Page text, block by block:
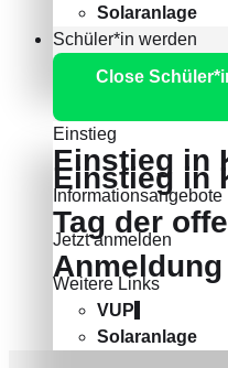
Solaranlage
Schüler*in werden
Close
Einstieg
Einstieg in
Einstieg in
Informationsangebote
Tag der
Jetzt anmelden
Anmeldung
Weitere Links
VUP
Solaranlage